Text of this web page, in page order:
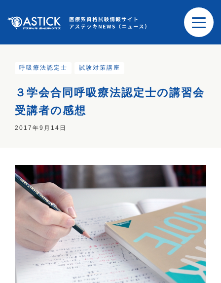
呼吸療法認定士 試験対策講座
３学会合同呼吸療法認定士の講習会
受講者の感想
2017年9月14日